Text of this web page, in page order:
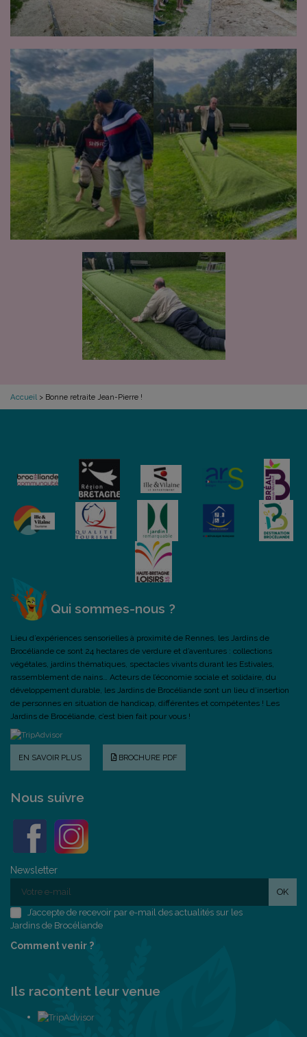
Accueil > Bonne retraite Jean-Pierre !
Qui sommes-nous ?
Lieu d’expériences sensorielles à proximité de Rennes, les Jardins de
Brocéliande ce sont 24 hectares de verdure et d’aventures : collections
végétales, jardins thématiques, spectacles vivants durant les Estivales,
rassemblement de nains… Acteurs de l’économie sociale et solidaire, du
développement durable, les Jardins de Brocéliande sont un lieu d’insertion
de personnes en situation de handicap, différentes et compétentes ! Les
Jardins de Brocéliande, c’est bien fait pour vous !
EN SAVOIR PLUS BROCHURE PDF
Ils racontent leur venue
Nous suivre
Newsletter
J’accepte de recevoir par e-mail des actualités sur les
Jardins de Brocéliande
OK
Comment venir ?